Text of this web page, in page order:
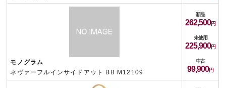
モノグラム
ネヴァーフルインサイドアウト BB M12109
新品
262,500
未使用
225,900
中古
99,900